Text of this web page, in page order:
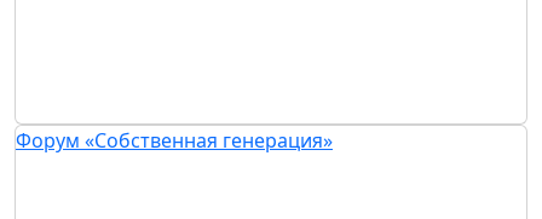
Форум «Собственная генерация»